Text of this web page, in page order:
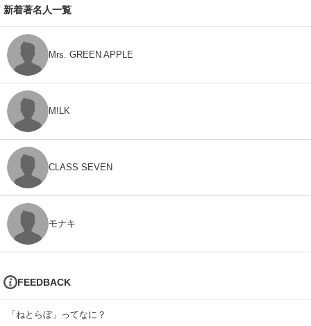
新着著名人一覧
Mrs. GREEN APPLE
M!LK
CLASS SEVEN
モナキ
FEEDBACK
「ねとらぼ」ってなに？